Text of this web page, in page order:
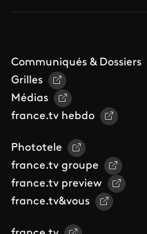
Communiqués & Dossiers
Grilles
Médias
france.tv hebdo
Phototele
france.tv groupe
france.tv preview
france.tv&vous